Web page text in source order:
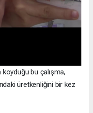
bu çalışma,
üretkenliğini bir kez